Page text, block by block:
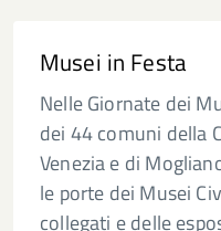
Musei in Festa
Nelle Giornate dei
dei 44 comuni della
Venezia e di
le porte dei Musei
collegati e delle